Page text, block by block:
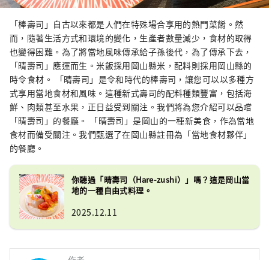
「棒壽司」自古以來都是人們在特殊場合享用的熱門菜餚。然
而，隨著生活方式和環境的變化，生產者數量減少，食材的取得
也變得困難。為了將當地風味傳承給子孫後代，為了傳承下去，
「晴壽司」應運而生。米飯採用岡山縣米，配料則採用岡山縣的
時令食材。 「晴壽司」是令和時代的棒壽司，讓您可以以多種方
式享用當地食材和風味。這種新式壽司的配料種類豐富，包括海
鮮、肉類甚至水果，正日益受到關注。我們將為您介紹可以品嚐
「晴壽司」的餐廳。 「晴壽司」是岡山的一種新美食，作為當地
食材而備受關注。我們甄選了在岡山縣註冊為「當地食材夥伴」
的餐廳。
你聽過「晴壽司（Hare-zushi）」嗎？這是岡山當
地的一種自由式料理。
2025.12.11